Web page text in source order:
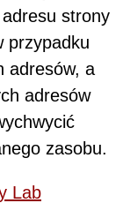
strony
przypadku
adresów, a
adresów
zasobu.
Lab